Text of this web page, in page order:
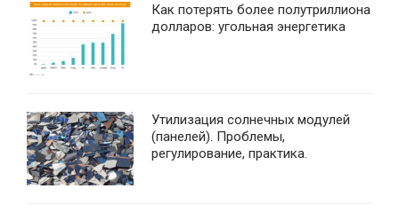
Как потерять более полутриллиона
долларов: угольная энергетика
Утилизация солнечных модулей
(панелей). Проблемы,
регулирование, практика.